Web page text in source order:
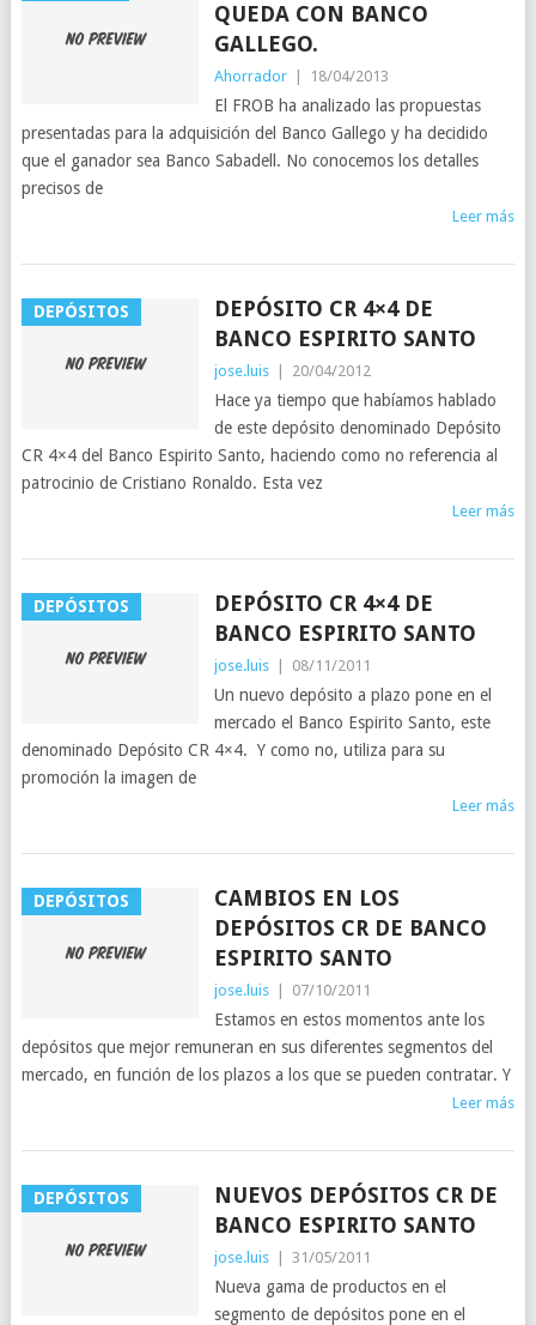
QUEDA CON BANCO
GALLEGO.
Ahorrador 18/04/2013
El FROB ha analizado las propuestas
presentadas para la adquisición del Banco Gallego y ha decidido
que el ganador sea Banco Sabadell. No conocemos los detalles
precisos de
Leer más
DEPÓSITOS
DEPÓSITO CR 4×4 DE
BANCO ESPIRITO SANTO
jose.luis 20/04/2012
Hace ya tiempo que habíamos hablado
de este depósito denominado Depósito
CR 4×4 del Banco Espirito Santo, haciendo como no referencia al
patrocinio de Cristiano Ronaldo. Esta vez
Leer más
DEPÓSITOS
DEPÓSITO CR 4×4 DE
BANCO ESPIRITO SANTO
jose.luis 08/11/2011
Un nuevo depósito a plazo pone en el
mercado el Banco Espirito Santo, este
denominado Depósito CR 4×4. Y como no, utiliza para su
promoción la imagen de
Leer más
DEPÓSITOS
CAMBIOS EN LOS
DEPÓSITOS CR DE BANCO
ESPIRITO SANTO
jose.luis 07/10/2011
Estamos en estos momentos ante los
depósitos que mejor remuneran en sus diferentes segmentos del
mercado, en función de los plazos a los que se pueden contratar. Y
Leer más
DEPÓSITOS
NUEVOS DEPÓSITOS CR DE
BANCO ESPIRITO SANTO
jose.luis 31/05/2011
Nueva gama de productos en el
segmento de depósitos pone en el